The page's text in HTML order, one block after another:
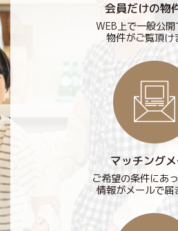
会員だけの物
WEB上で一般公
物件がご覧頂け
マッチング
ご希望の条件にあ
情報がメールで届